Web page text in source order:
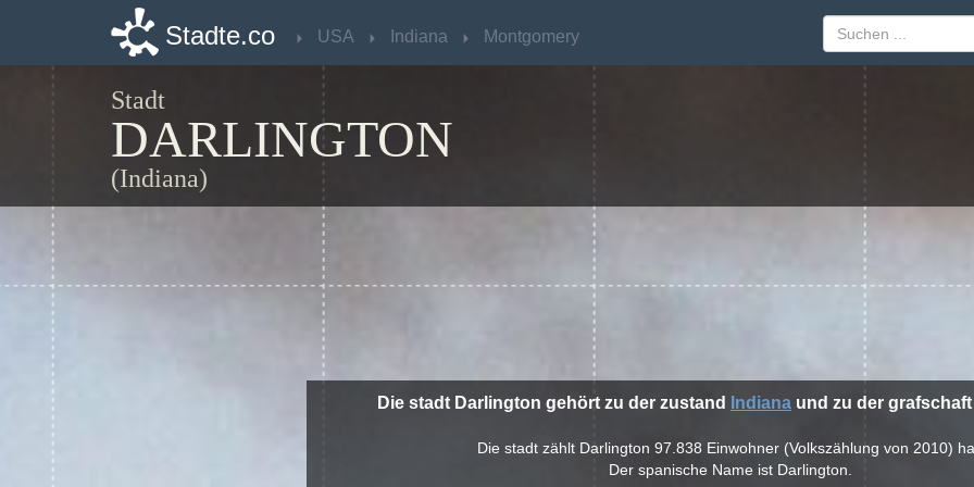
Stadte.co USA Indiana Montgomery
Stadt
DARLINGTON
(Indiana)
Die stadt Darlington gehört zu der zustand Indiana und zu der grafschaft
Die stadt zählt Darlington 97.838 Einwohner (Volkszählung von 2010)
Der spanische Name ist Darlington.
Stadte.co USA Indiana Montgomery